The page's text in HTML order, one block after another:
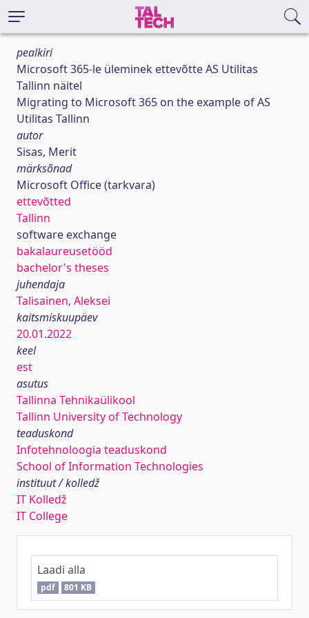
pealkiri
Microsoft 365-le üleminek ettevõtte AS Utilitas
Tallinn näitel
Migrating to Microsoft 365 on the example of AS
Utilitas Tallinn
autor
Sisas, Merit
märksõnad
Microsoft Office (tarkvara)
ettevõtted
Tallinn
software exchange
bakalaureusetööd
bachelor's theses
juhendaja
Talisainen, Aleksei
kaitsmiskuupäev
20.01.2022
keel
est
asutus
Tallinna Tehnikaülikool
Tallinn University of Technology
teaduskond
Infotehnoloogia teaduskond
School of Information Technologies
instituut / kolledž
IT Kolledž
IT College
Laadi alla
pdf 801 KB